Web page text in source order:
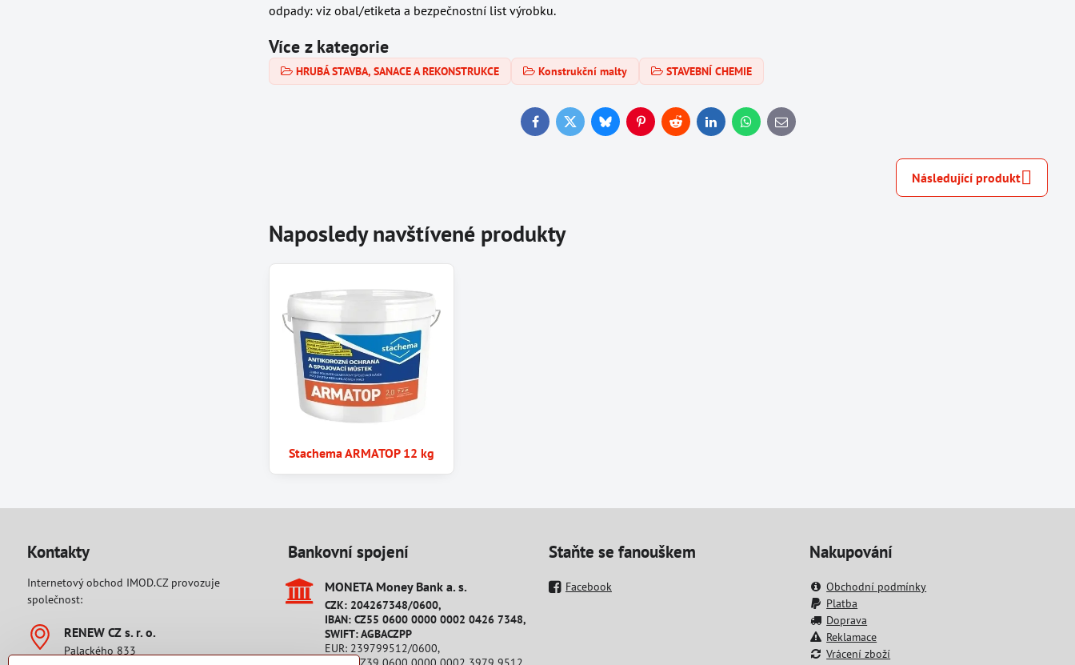
odpady: viz obal/etiketa a bezpečnostní list výrobku.
Více z kategorie
HRUBÁ STAVBA, SANACE A REKONSTRUKCE Konstrukční malty STAVEBNÍ CHEMIE
FacebookTwitterBlueskyPinterestRedditLinkedInWhatsApp
E-
mail
Následující produkt
Naposledy navštívené produkty
Stachema ARMATOP 12 kg
Kontakty
Internetový obchod IMOD.CZ provozuje
společnost:
RENEW CZ s​. r​. o​.
Palackého 833
Bankovní spojení
MONETA Money Bank a​. s​.
CZK: 204267348/0600,
IBAN: CZ55 0600 0000 0002 0426 7348,
SWIFT: AGBACZPP
EUR: 239799512/0600,
Staňte se fanouškem
Facebook
Nakupování
Obchodní podmínky
Platba
Doprava
Reklamace
Vrácení zboží